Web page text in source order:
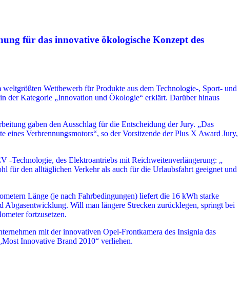
für das innovative ökologische Konzept des
Wettbewerb für Produkte aus dem Technologie-, Sport- und
der Kategorie „Innovation und Ökologie“ erklärt. Darüber hinaus
gaben den Ausschlag für die Entscheidung der Jury. „Das
Verbrennungsmotors“, so der Vorsitzende der Plus X Award Jury,
-Technologie, des Elektroantriebs mit Reichweitenverlängerung: „
für den alltäglichen Verkehr als auch für die Urlaubsfahrt geeignet und
Länge (je nach Fahrbedingungen) liefert die 16 kWh starke
Will man längere Strecken zurücklegen, springt bei
fortzusetzen.
mit der innovativen Opel-Front­kamera des Insignia das
Innovative Brand 2010“ verliehen.